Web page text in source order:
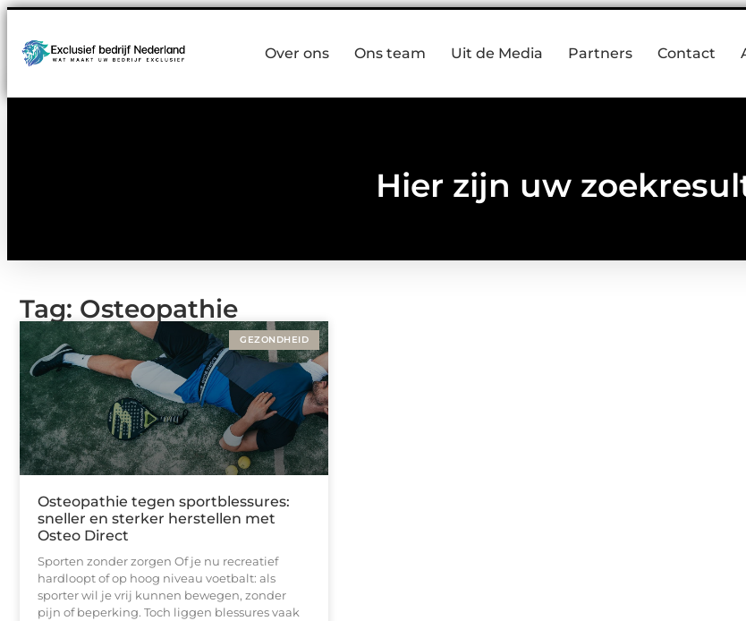
Over ons Ons team Uit de Media Partners Contact
Hier zijn uw
Tag: Osteopathie
GEZONDHEID
Osteopathie tegen sportblessures:
sneller en sterker herstellen met
Osteo Direct
Sporten zonder zorgen Of je nu recreatief
hardloopt of op hoog niveau voetbalt: als
sporter wil je vrij kunnen bewegen, zonder
pijn of beperking. Toch liggen blessures vaak